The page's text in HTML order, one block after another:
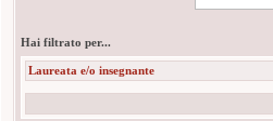
Hai filtrato per...
Laureata e/o insegnante